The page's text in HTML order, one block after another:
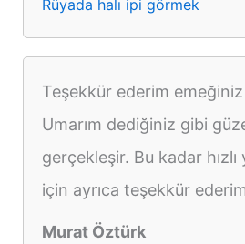
Rüyada halı ipi görmek
Teşekkür ederim
Umarım dediğiniz gibi
gerçekleşir. Bu kadar hızlı
için ayrıca teşekkür
Murat Öztürk